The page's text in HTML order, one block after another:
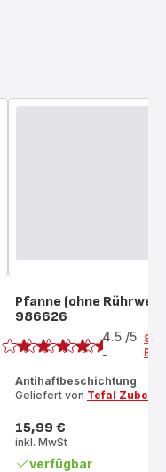
Pfanne (ohne
986626
Bewertung
4.5 /5
-
84
Antihaftbeschichtung
Geliefert von Tefal
Preis
15,99 €
inkl. MwSt
verfügbar